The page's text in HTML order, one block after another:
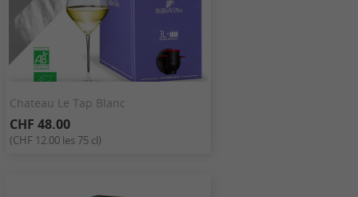
Chateau Le Tap Blanc
CHF 48.00
(CHF 12.00 les 75 cl)